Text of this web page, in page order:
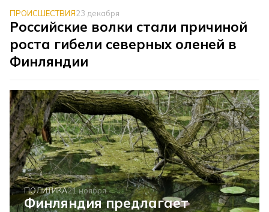
ПРОИСШЕСТВИЯ23 декабря
Российские волки стали причиной
роста гибели северных оленей в
Финляндии
ПОЛИТИКА21 ноября
Финляндия предлагает